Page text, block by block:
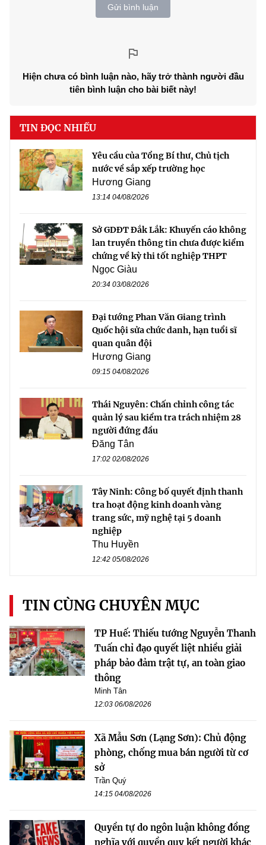
Gửi bình luận
Hiện chưa có bình luận nào, hãy trở thành người đầu
tiên bình luận cho bài biết này!
TIN ĐỌC NHIỀU
Yêu cầu của Tổng Bí thư, Chủ tịch
nước về sắp xếp trường học
Hương Giang
13:14 04/08/2026
Sở GDĐT Đắk Lắk: Khuyến cáo không
lan truyền thông tin chưa được kiểm
chứng về kỳ thi tốt nghiệp THPT
Ngọc Giàu
20:34 03/08/2026
Đại tướng Phan Văn Giang trình
Quốc hội sửa chức danh, hạn tuổi sĩ
quan quân đội
Hương Giang
09:15 04/08/2026
Thái Nguyên: Chấn chỉnh công tác
quản lý sau kiểm tra trách nhiệm 28
người đứng đầu
Đăng Tân
17:02 02/08/2026
Tây Ninh: Công bố quyết định thanh
tra hoạt động kinh doanh vàng
trang sức, mỹ nghệ tại 5 doanh
nghiệp
Thu Huyền
12:42 05/08/2026
TIN CÙNG CHUYÊN MỤC
TP Huế: Thiếu tướng Nguyễn Thanh
Tuấn chỉ đạo quyết liệt nhiều giải
pháp bảo đảm trật tự, an toàn giao
thông
Minh Tân
12:03 06/08/2026
Xã Mẫu Sơn (Lạng Sơn): Chủ động
phòng, chống mua bán người từ cơ
sở
Trần Quý
14:15 04/08/2026
Quyền tự do ngôn luận không đồng
nghĩa với quyền quy kết người khác